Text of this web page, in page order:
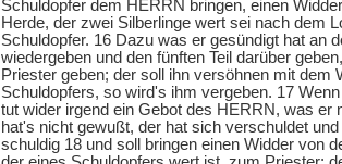
Schuldopfer dem HERRN bringen, einen
Herde, der zwei Silberlinge wert sei nach dem
Schuldopfer. 16 Dazu was er gesündigt hat an
wiedergeben und den fünften Teil darüber
Priester geben; der soll ihn versöhnen mit dem
Schuldopfers, so wird's ihm vergeben. 17
tut wider irgend ein Gebot des HERRN, was er
hat's nicht gewußt, der hat sich verschuldet
schuldig 18 und soll bringen einen Widder von